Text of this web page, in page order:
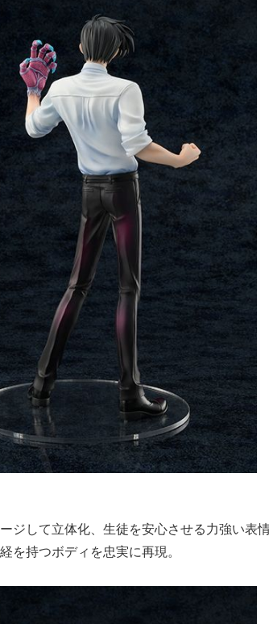
ジして立体化、生徒を安心させる力強い表
を持つボディを忠実に再現。